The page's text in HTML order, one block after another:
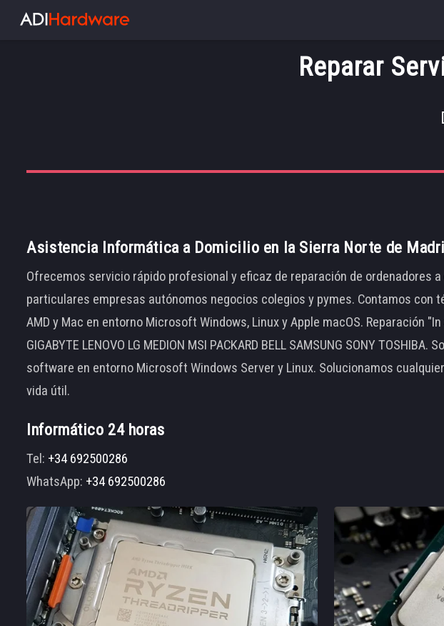
Reparar
Asistencia Informática a Domicilio en la Sierra Norte de
Ofrecemos servicio rápido profesional y eficaz de reparación de ordenadores
particulares empresas autónomos negocios colegios y pymes. Contamos
AMD y Mac en entorno Microsoft Windows, Linux y Apple macOS. Reparación "In
GIGABYTE LENOVO LG MEDION MSI PACKARD BELL SAMSUNG SONY
software en entorno Microsoft Windows Server y Linux. Solucionamos
vida útil.
Informático 24 horas
Tel: +34 692500286
WhatsApp: +34 692500286